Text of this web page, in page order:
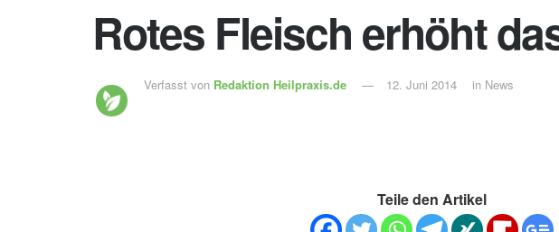
Rotes Fleisch erhöht
Verfasst von Redaktion Heilpraxis.de 12. Juni 2014 in News
Teile den Artikel